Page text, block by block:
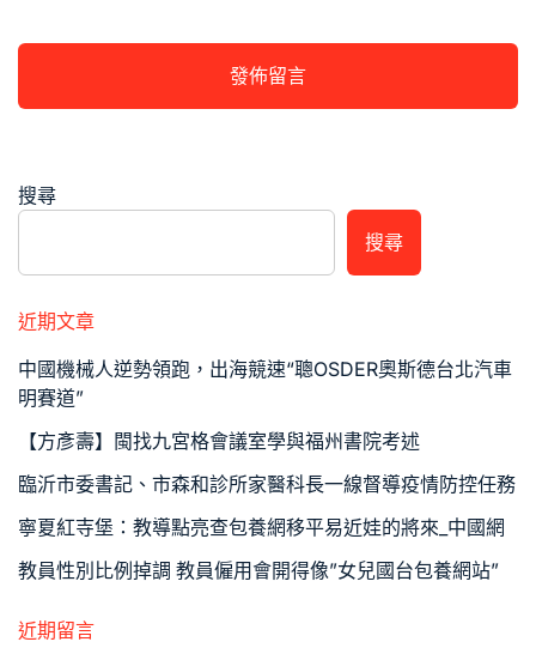
搜尋
搜尋
近期文章
中國機械人逆勢領跑，出海競速“聰OSDER奧斯德台北汽車
明賽道”
【方彥壽】閩找九宮格會議室學與福州書院考述
臨沂市委書記、市森和診所家醫科長一線督導疫情防控任務
寧夏紅寺堡：教導點亮查包養網移平易近娃的將來_中國網
教員性別比例掉調 教員僱用會開得像”女兒國台包養網站”
近期留言